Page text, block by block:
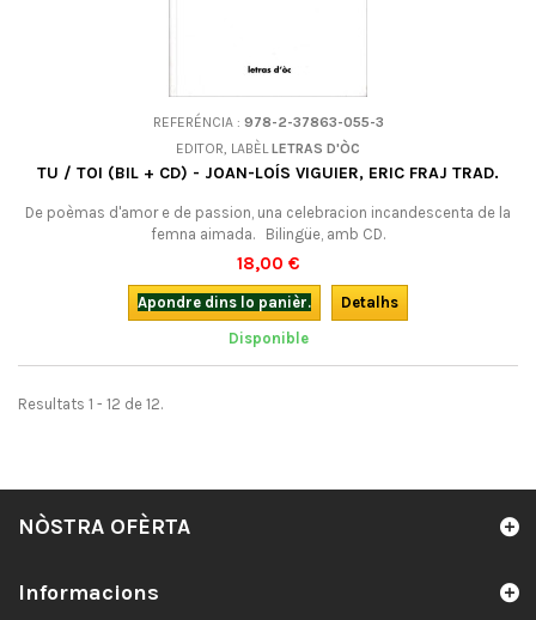
REFERÉNCIA : 978-2-37863-055-3
EDITOR, LABÈLLETRAS D'ÒC
TU / TOI (BIL + CD) - JOAN-LOÍS VIGUIER, ERIC FRAJ TRAD.
De poèmas d'amor e de passion, una celebracion incandescenta de la
femna aimada. Bilingüe, amb CD.
18,00 €
Apondre dins lo panièr.
Detalhs
Disponible
Resultats 1 - 12 de 12.
NÒSTRA OFÈRTA
Informacions